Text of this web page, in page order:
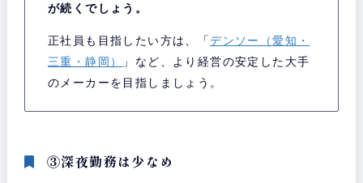
が続くでしょう。
正社員も目指したい方は、「デンソー（愛知・
三重・静岡）
」など、より経営の安定した大手
のメーカーを目指しましょう。
③深夜勤務は少なめ